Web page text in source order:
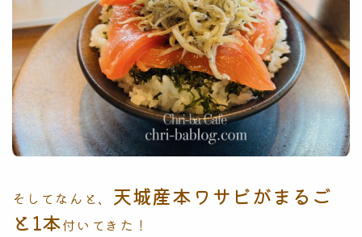
そしてなんと、 天城産本ワサビがまるご
と1本付いてきた！